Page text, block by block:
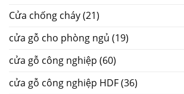
Cửa chống cháy(21)
cửa gỗ cho phòng ngủ (19)
cửa gỗ công nghiệp (60)
cửa gỗ công nghiệp HDF(36)